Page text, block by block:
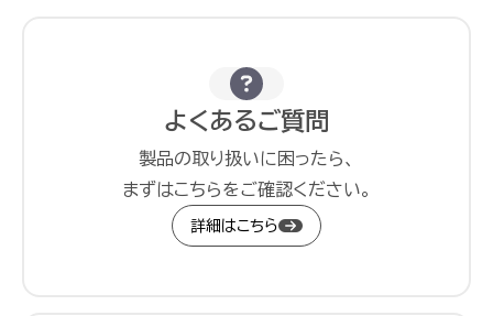
よくあるご質問
製品の取り扱いに困ったら、
まずはこちらをご確認ください。
詳細はこちら